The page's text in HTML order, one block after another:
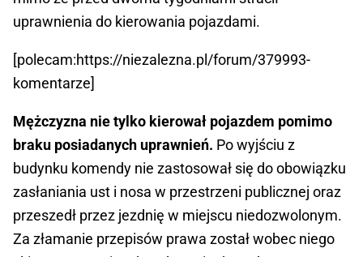
uprawnienia do kierowania pojazdami.
[polecam:https://niezalezna.pl/forum/379993-
komentarze]
Mężczyzna nie tylko kierował pojazdem pomimo
braku posiadanych uprawnień. Po wyjściu z
budynku komendy nie zastosował się do obowiązku
zasłaniania ust i nosa w przestrzeni publicznej oraz
przeszedł przez jezdnię w miejscu niedozwolonym.
Za złamanie przepisów prawa został wobec niego